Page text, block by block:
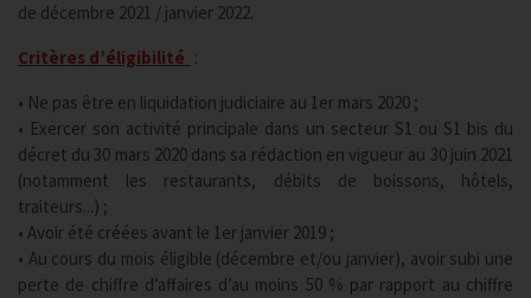
de décembre 2021 / janvier 2022.
Critères d’éligibilité :
• Ne pas être en liquidation judiciaire au 1er mars 2020 ;
• Exercer son activité principale dans un secteur S1 ou S1 bis du
décret du 30 mars 2020 dans sa rédaction en vigueur au 30 juin 2021
(notamment les restaurants, débits de boissons, hôtels,
traiteurs...) ;
• Avoir été créées avant le 1er janvier 2019 ;
• Au cours du mois éligible (décembre et/ou janvier), avoir subi une
perte de chiffre d’affaires d’au moins 50 % par rapport au chiffre